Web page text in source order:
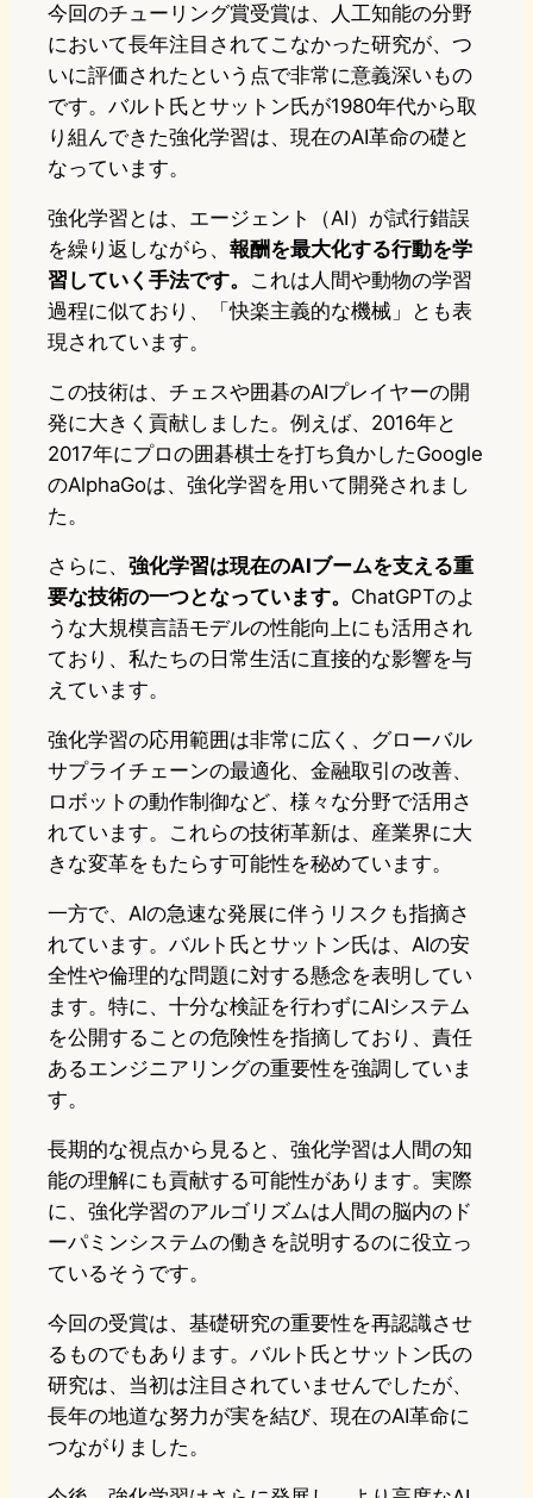
今回のチューリング賞受賞は、人工知能の分野
において長年注目されてこなかった研究が、つ
いに評価されたという点で非常に意義深いもの
です。バルト氏とサットン氏が1980年代から取
り組んできた強化学習は、現在のAI革命の礎と
なっています。
強化学習とは、エージェント（AI）が試行錯誤
を繰り返しながら、 報酬を最大化する行動を学
習していく手法です。 これは人間や動物の学習
過程に似ており、「快楽主義的な機械」とも表
現されています。
この技術は、チェスや囲碁のAIプレイヤーの開
発に大きく貢献しました。例えば、2016年と
2017年にプロの囲碁棋士を打ち負かしたGoogle
のAlphaGoは、強化学習を用いて開発されまし
た。
さらに、 強化学習は現在のAIブームを支える重
要な技術の一つとなっています。 ChatGPTのよ
うな大規模言語モデルの性能向上にも活用され
ており、私たちの日常生活に直接的な影響を与
えています。
強化学習の応用範囲は非常に広く、グローバル
サプライチェーンの最適化、金融取引の改善、
ロボットの動作制御など、様々な分野で活用さ
れています。これらの技術革新は、産業界に大
きな変革をもたらす可能性を秘めています。
一方で、AIの急速な発展に伴うリスクも指摘さ
れています。バルト氏とサットン氏は、AIの安
全性や倫理的な問題に対する懸念を表明してい
ます。特に、十分な検証を行わずにAIシステム
を公開することの危険性を指摘しており、責任
あるエンジニアリングの重要性を強調していま
す。
長期的な視点から見ると、強化学習は人間の知
能の理解にも貢献する可能性があります。実際
に、強化学習のアルゴリズムは人間の脳内のド
ーパミンシステムの働きを説明するのに役立っ
ているそうです。
今回の受賞は、基礎研究の重要性を再認識させ
るものでもあります。バルト氏とサットン氏の
研究は、当初は注目されていませんでしたが、
長年の地道な努力が実を結び、現在のAI革命に
つながりました。